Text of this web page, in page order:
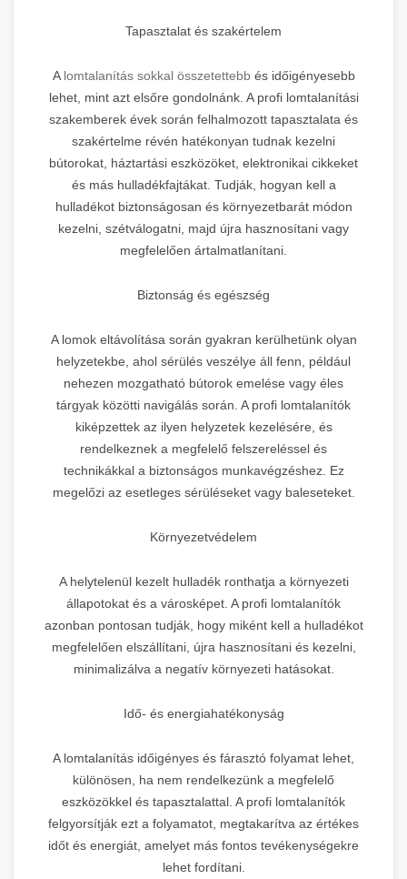
Tapasztalat és szakértelem
Alomtalanítás sokkal összetettebbés időigényesebb
lehet, mint azt elsőre gondolnánk. A profi lomtalanítási
szakemberek évek során felhalmozott tapasztalata és
szakértelme révén hatékonyan tudnak kezelni
bútorokat, háztartási eszközöket, elektronikai cikkeket
és más hulladékfajtákat. Tudják, hogyan kell a
hulladékot biztonságosan és környezetbarát módon
kezelni, szétválogatni, majd újra hasznosítani vagy
megfelelően ártalmatlanítani.
Biztonság és egészség
A lomok eltávolítása során gyakran kerülhetünk olyan
helyzetekbe, ahol sérülés veszélye áll fenn, például
nehezen mozgatható bútorok emelése vagy éles
tárgyak közötti navigálás során. A profi lomtalanítók
kiképzettek az ilyen helyzetek kezelésére, és
rendelkeznek a megfelelő felszereléssel és
technikákkal a biztonságos munkavégzéshez. Ez
megelőzi az esetleges sérüléseket vagy baleseteket.
Környezetvédelem
A helytelenül kezelt hulladék ronthatja a környezeti
állapotokat és a városképet. A profi lomtalanítók
azonban pontosan tudják, hogy miként kell a hulladékot
megfelelően elszállítani, újra hasznosítani és kezelni,
minimalizálva a negatív környezeti hatásokat.
Idő- és energiahatékonyság
A lomtalanítás időigényes és fárasztó folyamat lehet,
különösen, ha nem rendelkezünk a megfelelő
eszközökkel és tapasztalattal. A profi lomtalanítók
felgyorsítják ezt a folyamatot, megtakarítva az értékes
időt és energiát, amelyet más fontos tevékenységekre
lehet fordítani.